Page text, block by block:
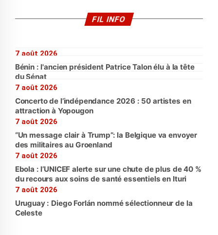
FIL INFO
7 août 2026
Bénin : l'ancien président Patrice Talon élu à la tête
du Sénat
7 août 2026
Concerto de l’indépendance 2026 : 50 artistes en
attraction à Yopougon
7 août 2026
“Un message clair à Trump”: la Belgique va envoyer
des militaires au Groenland
7 août 2026
Ebola : l’UNICEF alerte sur une chute de plus de 40 %
du recours aux soins de santé essentiels en Ituri
7 août 2026
Uruguay : Diego Forlán nommé sélectionneur de la
Celeste